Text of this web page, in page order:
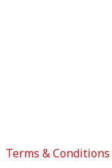
Terms & Conditions